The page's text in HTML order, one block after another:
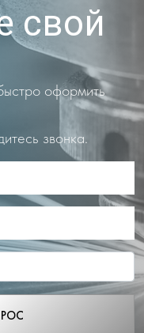
свой
оформить
звонка.